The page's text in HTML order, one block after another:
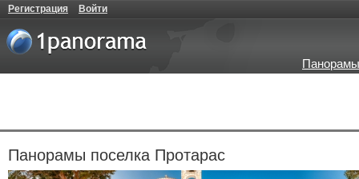
Регистрация Войти
Панорамы поселка Протарас